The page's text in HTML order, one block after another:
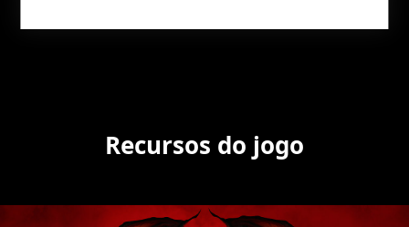
Recursos do jogo